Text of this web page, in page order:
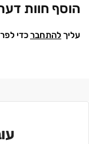
הוסף חוות
עליךלהתחברכדי